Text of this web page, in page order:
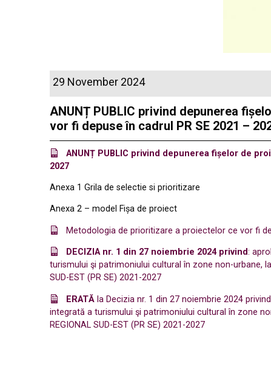
29 November 2024
ANUNȚ PUBLIC privind depunerea
vor fi depuse în cadrul PR SE 2021 –
ANUNȚ PUBLIC privind depunerea fișelor de
2027
Anexa 1 Grila de selectie si prioritizare
Anexa 2 – model Fișa de proiect
Metodologia de prioritizare a proiectelor ce vor fi
DECIZIA nr. 1 din 27 noiembrie 2024 privind:
turismului şi patrimoniului cultural în zone non-urbane,
SUD-EST (PR SE) 2021-2027
ERATĂ la Decizia nr. 1 din 27 noiembrie 2024
integrată a turismului şi patrimoniului cultural în zone
REGIONAL SUD-EST (PR SE) 2021-2027